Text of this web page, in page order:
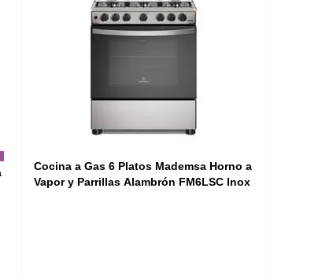
Cocina a Gas 6 Platos Mademsa Horno a
Vapor y Parrillas Alambrón FM6LSC Inox